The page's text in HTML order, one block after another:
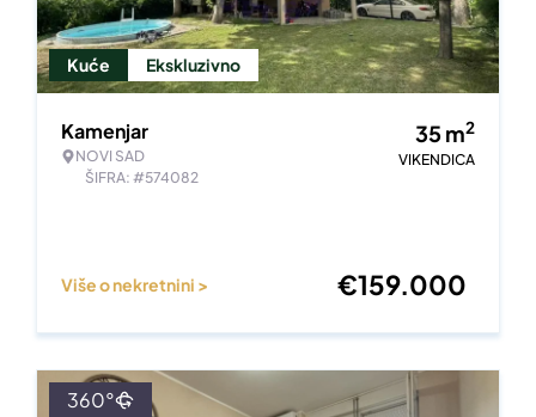
Kuće Ekskluzivno
Kamenjar
NOVI SAD
ŠIFRA: #574082
35m2
VIKENDICA
Više o nekretnini > €159.000
360°